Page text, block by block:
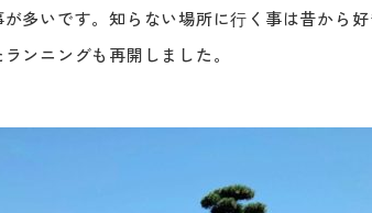
多いです。知らない場所に⾏く事は昔から
ンニングも再開しました。